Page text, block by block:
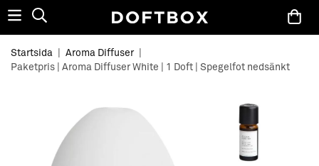
Startsida Aroma Diffuser
Paketpris | Aroma Diffuser White | 1 Doft | Spegelfot nedsänkt